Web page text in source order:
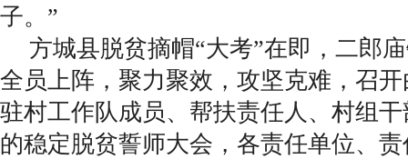
子。”
方城县脱贫摘帽“大考”在即，二郎
全员上阵，聚力聚效，攻坚克难，召
驻村工作队成员、帮扶责任人、村组
的稳定脱贫誓师大会，各责任单位、